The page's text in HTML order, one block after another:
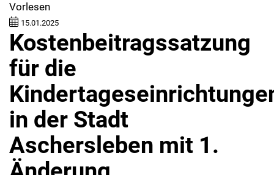
Vorlesen
15.01.2025
Kostenbeitragssatzung
für die
in der Stadt
Aschersleben mit 1.